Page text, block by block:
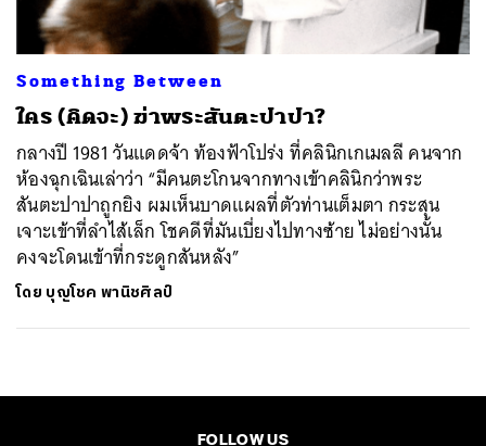
Something Between
ใคร (คิดจะ) ฆ่าพระสันตะปาปา?
กลางปี 1981 วันแดดจ้า ท้องฟ้าโปร่ง ที่คลินิกเกเมลลี คนจาก
ห้องฉุกเฉินเล่าว่า “มีคนตะโกนจากทางเข้าคลินิกว่าพระ
สันตะปาปาถูกยิง ผมเห็นบาดแผลที่ตัวท่านเต็มตา กระสุน
เจาะเข้าที่ลำไส้เล็ก โชคดีที่มันเบี่ยงไปทางซ้าย ไม่อย่างนั้น
คงจะโดนเข้าที่กระดูกสันหลัง”
โดย บุญโชค พานิชศิลป์
FOLLOW US
ค้นหา
SHARE TWEET LINE